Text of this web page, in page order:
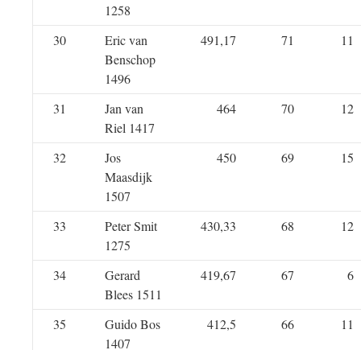
1258
30
Eric van
Benschop
1496
491,17 71 11
31
Jan van
Riel 1417
464 70 12
32
Jos
Maasdijk
1507
450 69 15
33
Peter Smit
1275
430,33 68 12
34
Gerard
Blees 1511
419,67 67 6
35
Guido Bos
1407
412,5 66 11